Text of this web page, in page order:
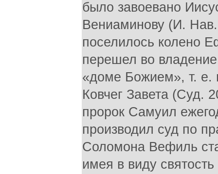
было завоевано
Вениаминову (И.
поселилось колено
перешел во
«доме Божием», т. е.
Ковчег Завета (Суд.
пророк Самуил
производил суд по
Соломона Вефиль
имея в виду